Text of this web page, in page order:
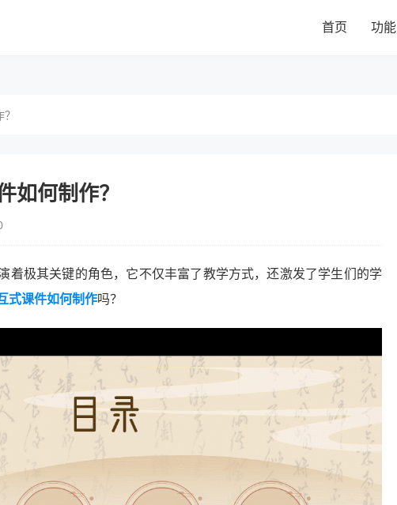
首页 功能
如何制作？
着极其关键的角色，它不仅丰富了教学方式，还激发了学生们的学
式课件如何制作吗？